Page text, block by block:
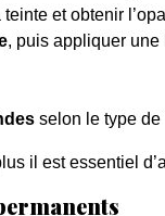
et obtenir
, puis appliquer une
selon le type
il est essentiel